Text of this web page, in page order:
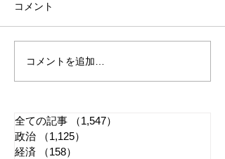
れいわ・山本太郎が代表
辞任 日本第一党・桜井
コメント
コメントを追加…
全ての記事 （1,547）
政治
（1,125）
経済
（158）